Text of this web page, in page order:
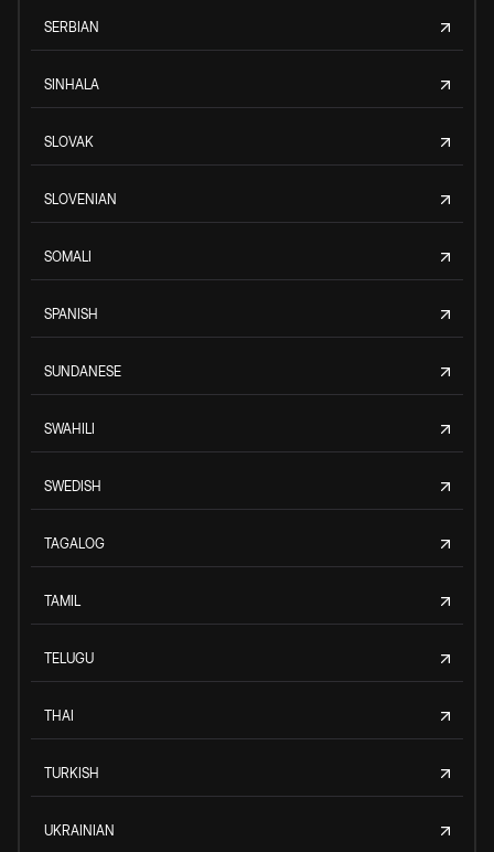
SERBIAN
SINHALA
SLOVAK
SLOVENIAN
SOMALI
SPANISH
SUNDANESE
SWAHILI
SWEDISH
TAGALOG
TAMIL
TELUGU
THAI
TURKISH
UKRAINIAN